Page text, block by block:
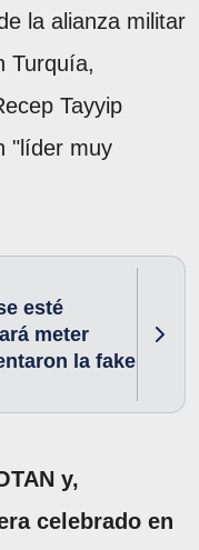
la alianza militar
Turquía,
Tayyip
"líder muy
esté
meter
la fake
y,
celebrado en